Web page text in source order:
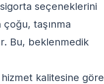
sigorta seçeneklerini
çoğu, taşınma
Bu, beklenmedik
kalitesine göre